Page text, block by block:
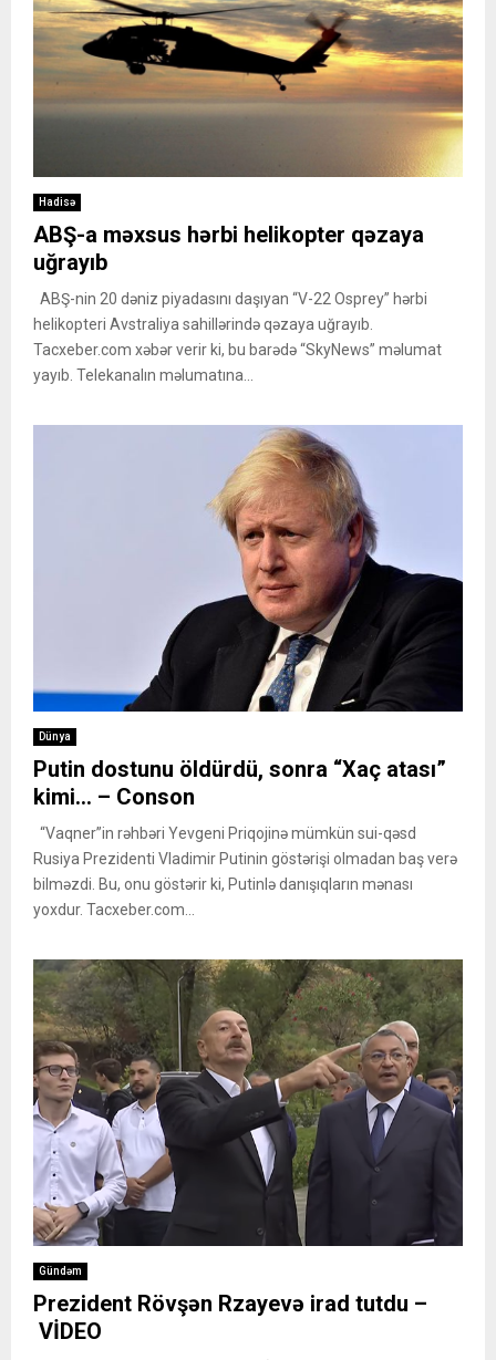
Hadisə
ABŞ-a məxsus hərbi helikopter qəzaya
uğrayıb
ABŞ-nin 20 dəniz piyadasını daşıyan “V-22 Osprey” hərbi
helikopteri Avstraliya sahillərində qəzaya uğrayıb.
Tacxeber.com xəbər verir ki, bu barədə “SkyNews” məlumat
yayıb. Telekanalın məlumatına...
Dünya
Putin dostunu öldürdü, sonra “Xaç atası”
kimi… – Conson
“Vaqner”in rəhbəri Yevgeni Priqojinə mümkün sui-qəsd
Rusiya Prezidenti Vladimir Putinin göstərişi olmadan baş verə
bilməzdi. Bu, onu göstərir ki, Putinlə danışıqların mənası
yoxdur. Tacxeber.com...
Gündəm
Prezident Rövşən Rzayevə irad tutdu –
VİDEO